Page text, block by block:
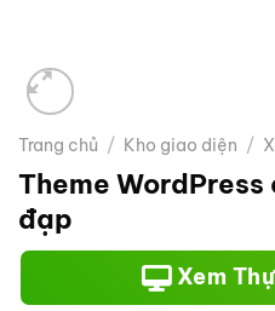
Trang chủ / Kho giao diện /
Theme WordPress
đạp
Xem